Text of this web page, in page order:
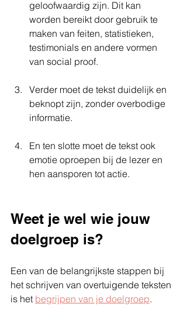
geloofwaardig zijn. Dit kan
worden bereikt door gebruik te
maken van feiten, statistieken,
testimonials en andere vormen
van social proof.
Verder moet de tekst duidelijk en
beknopt zijn, zonder overbodige
informatie.
En ten slotte moet de tekst ook
emotie oproepen bij de lezer en
hen aansporen tot actie.
Weet je wel wie jouw
doelgroep is?
Een van de belangrijkste stappen bij
het schrijven van overtuigende teksten
is het begrijpen van je doelgroep.